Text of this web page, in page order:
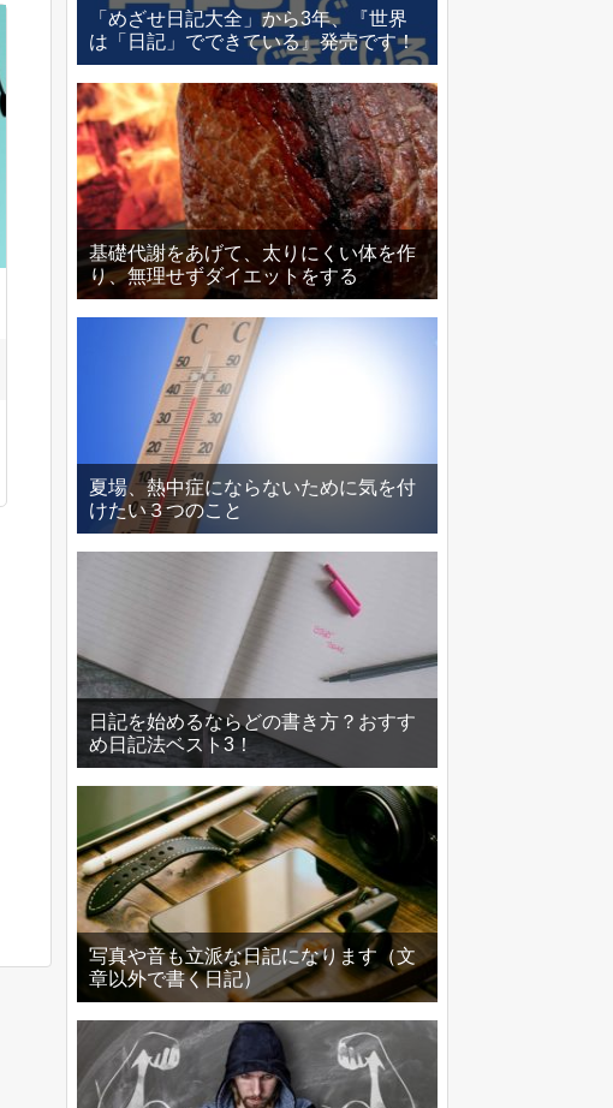
「めざせ日記大全」から3年、『世界
は「日記」でできている』発売です！
基礎代謝をあげて、太りにくい体を作
り、無理せずダイエットをする
夏場、熱中症にならないために気を付
けたい３つのこと
日記を始めるならどの書き方？おすす
め日記法ベスト3！
写真や音も立派な日記になります（文
章以外で書く日記）